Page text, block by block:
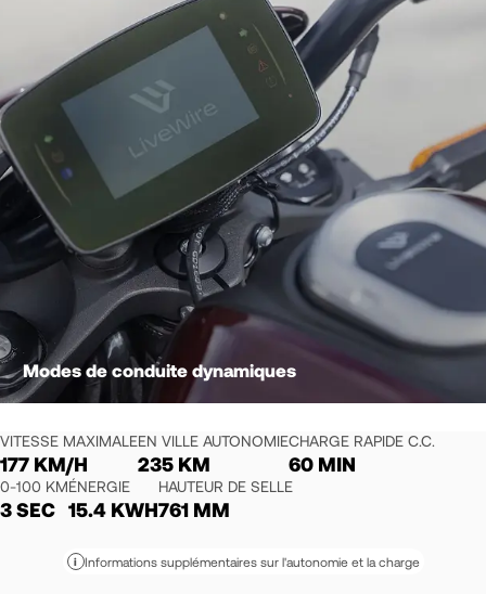
Modes de conduite dynamiques
VITESSE MAXIMALE
177 KM/H
EN VILLE AUTONOMIE
235 KM
CHARGE RAPIDE C.C.
60 MIN
0-100 KM
3 SEC
ÉNERGIE
15.4 KWH
HAUTEUR DE SELLE
761 MM
i Informations supplémentaires sur l'autonomie et la charge